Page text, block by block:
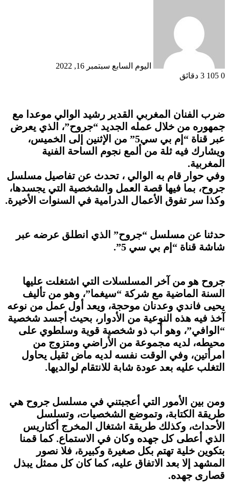
اليوم السابع سبتمبر 16, 2022
0
3 دقائق
ضرب الفنان المغربي القدير رشيد الوالي موعدا مع
جمهوره من خلال عمله الجديد “جروح”، الذي يعرض
عبر قناة “إم بي سي5” من الإثنين إلى الخميس،
ويشارك فيه ثلة من ألمع نجوم الساحة الفنية
المغربية.
وفي حوار قام به الوالي ، تحدث عن تفاصيل مسلسل
جروح، بما فيها قصة العمل والشخصية التي يجسدها،
وكذا سر تفوق الأعمال الدرامية في السنوات الأخيرة.
حدثنا عن مسلسل “جروح” الذي انطلق عرضه عبر
شاشة قناة “إم بي سي 5”.
جروح هو من آخر المسلسلات التي اشتغلت عليها
السنة الماضية مع شركة “سيغما”، وهو من تأليف
يحيى فاندي وعدنان موحجة، ويعد أول عمل من نوعه
آخذ فيه هذه النوعية من الأدوار، بحيث أجسد شخصية
“الوافي”، وهو أب ذو شخصية قوية وسلطوي على
محيطه، لديه مجموعة من الأراضي ومتزوج من
امرأتين، وفي الوقت نفسه لديه ماض ثقيل يحاول
التغلب عليه بعد عودة شابة للانتقام لوالديها.
ومن بين الأمور التي أعجبتني في مسلسل جروح هي
طريقة الكتابة، وتموضع الشخصيات، وتسلسل
الأحداث، وكذلك طريقة اشتغال المخرج أكتاريس
الذي أعطى كل جهده وكان في الاستماع. كما قمنا
بتكوين خلية تهتم بكل صغيرة وكبيرة، فلا نصور
المشهد إلا بعد الاتفاق عليه، كما كان كل ممثل يبذل
قصارى جهده.